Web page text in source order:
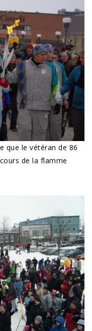
que le vétéran de 86
de la flamme